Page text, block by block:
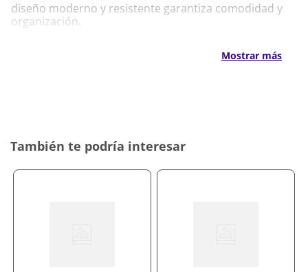
diseño moderno y resistente garantiza comodidad y
organización.
durabilidad
Acabado sofisticado que aporta estilo al baño
Mostrar más
También te podría interesar